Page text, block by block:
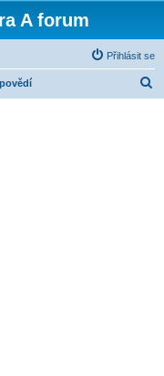
A forum
Přihlásit se